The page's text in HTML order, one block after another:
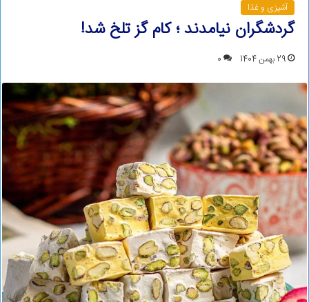
آشپزی و غذا
گردشگران نیامدند ؛ کام گز تلخ شد!
29 بهمن 1404 0